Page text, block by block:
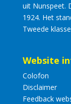
uit Nunspeet.
1924. Het
Tweede
Website
Colofon
Disclaimer
Feedback